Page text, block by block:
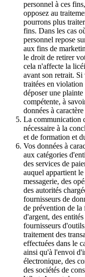
personnel à ces
opposez au
pourrons plus
fins. Dans les cas
personnel repose
aux fins de
le droit de retirer
cela n'affecte la
avant son retrait. Si
traitées en violation
déposer une
compétente, à
données à
La communication
nécessaire à la
et de formation et
Vos données à
aux catégories
des services de
auquel appartient
messagerie, des
des autorités
fournisseurs de
de prévention de la
d'argent, des
fournisseurs
traitement des
effectuées dans le
ainsi qu'à l'envoi
électronique, des
des sociétés de